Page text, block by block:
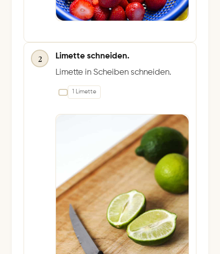
2
Limette schneiden.
Limette in Scheiben schneiden.
1 Limette